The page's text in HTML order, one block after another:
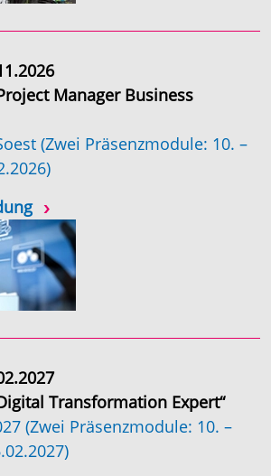
Manager Business
(Zwei Präsenzmodule: 10. –
Transformation Expert“
(Zwei Präsenzmodule: 10. –